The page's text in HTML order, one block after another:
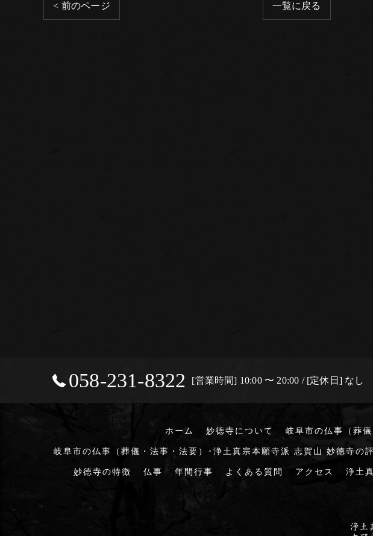
< 前のページ 一覧に戻る
058-231-8322 [営業時間] 10:00 〜 20:00 / [定休日] なし
ホーム 妙徳寺について 岐阜市の仏事（葬
岐阜市の仏事（葬儀・法事・法要）･浄土真宗本願寺派 志賀山 妙徳寺の
妙徳寺の特徴 仏事 年間行事 よくある質問 アクセス 浄土